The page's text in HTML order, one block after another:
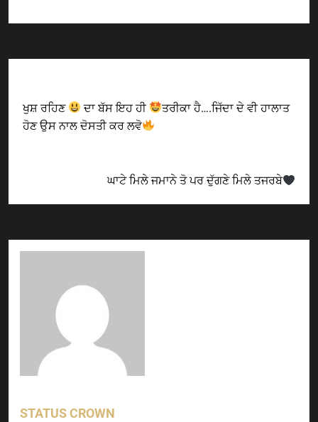
ਖੁਸ਼ ਰਹਿਣ ਦਾ ਬੱਸ ਇਹ ਹੀ
ਤਰੀਕਾ ਹੈ….ਜਿੱਦਾ ਦੇ ਵੀ ਹਾਲਾਤ
ਹੋਣ ਉਸ ਨਾਲ ਦੋਸਤੀ ਕਰ ਲਵੋ
ਘਾਟੇ ਮਿਲੇ ਜਮਾਨੇ ਤੋ ਪਰ ਦੁੱਗਣੇ ਮਿਲੇ ਤਜਰਬੇ
STATUS CROWN